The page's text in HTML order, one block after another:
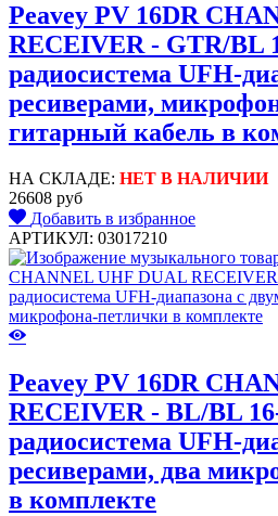
Peavey PV 16DR
RECEIVER - GTR/BL
радиосистема UFH-
ресиверами,
гитарный кабель в
НА СКЛАДЕ: НЕТ В НАЛИЧИИ
26608 руб
Добавить в избранное
АРТИКУЛ: 03017210
Peavey PV 16DR
RECEIVER - BL/BL
радиосистема UFH-
ресиверами, два
в комплекте